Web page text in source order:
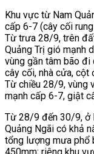
Khu vực từ Nam
cấp 6-7 (cây cối
Từ trưa 28/9, trên
Quảng Trị gió mạnh
vùng gần tâm bão
cây cối, nhà cửa, cột
Từ chiều 28/9, vùng
mạnh cấp 6-7, giật
Từ 28/9 đến 30/9, ở
Quảng Ngãi có khả
tổng lượng mưa phổ